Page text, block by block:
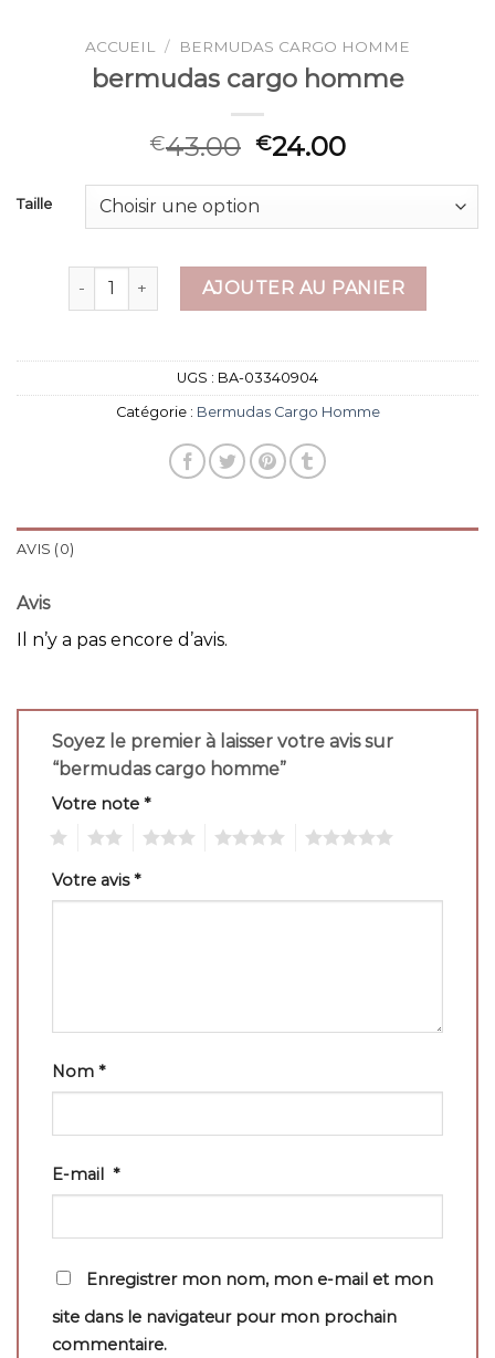
ACCUEIL / BERMUDAS CARGO HOMME
bermudas cargo homme
€43.00 €24.00
Taille
quantité de bermudas cargo homme
AJOUTER AU PANIER
UGS : BA-03340904
Catégorie : Bermudas Cargo Homme
AVIS (0)
Avis
Il n’y a pas encore d’avis.
Soyez le premier à laisser votre avis sur
“bermudas cargo homme”
Votre note *
Votre avis*
Nom *
E-mail *
Enregistrer mon nom, mon e-mail et mon
site dans le navigateur pour mon prochain
commentaire.